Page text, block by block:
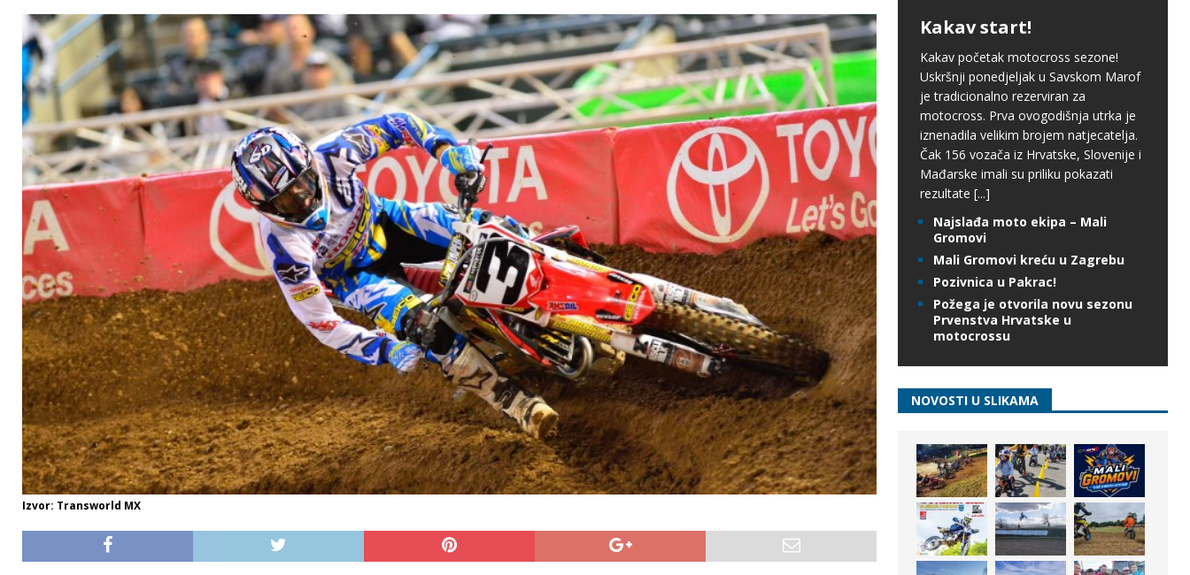
Izvor: Transworld MX
Kakav start!
Kakav početak motocross sezone!
Uskršnji ponedjeljak u Savskom Marof
je tradicionalno rezerviran za
motocross. Prva ovogodišnja utrka je
iznenadila velikim brojem natjecatelja.
Čak 156 vozača iz Hrvatske, Slovenije i
Mađarske imali su priliku pokazati
rezultate [...]
Najslađa moto ekipa – Mali
Gromovi
Mali Gromovi kreću u Zagrebu
Pozivnica u Pakrac!
Požega je otvorila novu sezonu
Prvenstva Hrvatske u
motocrossu
NOVOSTI U SLIKAMA